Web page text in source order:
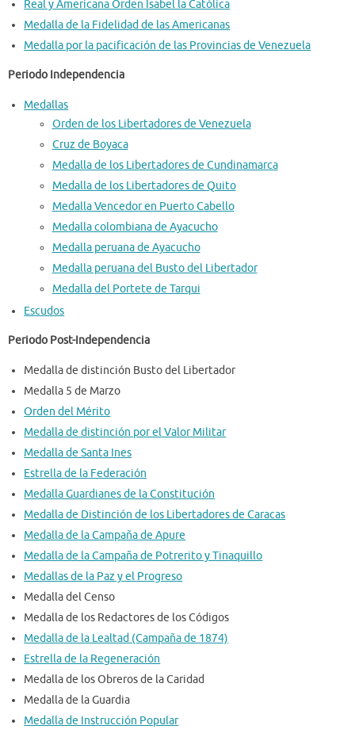
Real y Americana Orden Isabel la Católica
Medalla de la Fidelidad de las Americanas
Medalla por la pacificación de las Provincias de Venezuela
Periodo Independencia
Medallas
Orden de los Libertadores de Venezuela
Cruz de Boyaca
Medalla de los Libertadores de Cundinamarca
Medalla de los Libertadores de Quito
Medalla Vencedor en Puerto Cabello
Medalla colombiana de Ayacucho
Medalla peruana de Ayacucho
Medalla peruana del Busto del Libertador
Medalla del Portete de Tarqui
Escudos
Periodo Post-Independencia
Medalla de distinción Busto del Libertador
Medalla 5 de Marzo
Orden del Mérito
Medalla de distinción por el Valor Militar
Medalla de Santa Ines
Estrella de la Federación
Medalla Guardianes de la Constitución
Medalla de Distinción de los Libertadores de Caracas
Medalla de la Campaña de Apure
Medalla de la Campaña de Potrerito y Tinaquillo
Medallas de la Paz y el Progreso
Medalla del Censo
Medalla de los Redactores de los Códigos
Medalla de la Lealtad (Campaña de 1874)
Estrella de la Regeneración
Medalla de los Obreros de la Caridad
Medalla de la Guardia
Medalla de Instrucción Popular